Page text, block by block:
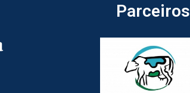
Parceiros